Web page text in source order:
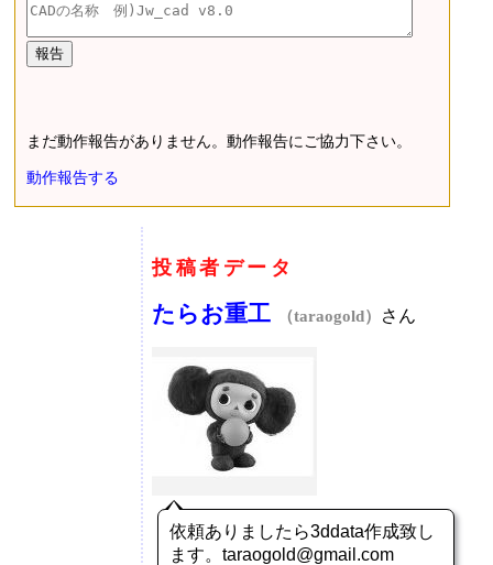
まだ動作報告がありません。動作報告にご協力下さい。
動作報告する
投稿者データ
たらお重工 （taraogold） さん
依頼ありましたら3ddata作成致し
ます。taraogold@gmail.com